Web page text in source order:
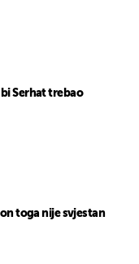
bi Serhat trebao
toga nije svjestan